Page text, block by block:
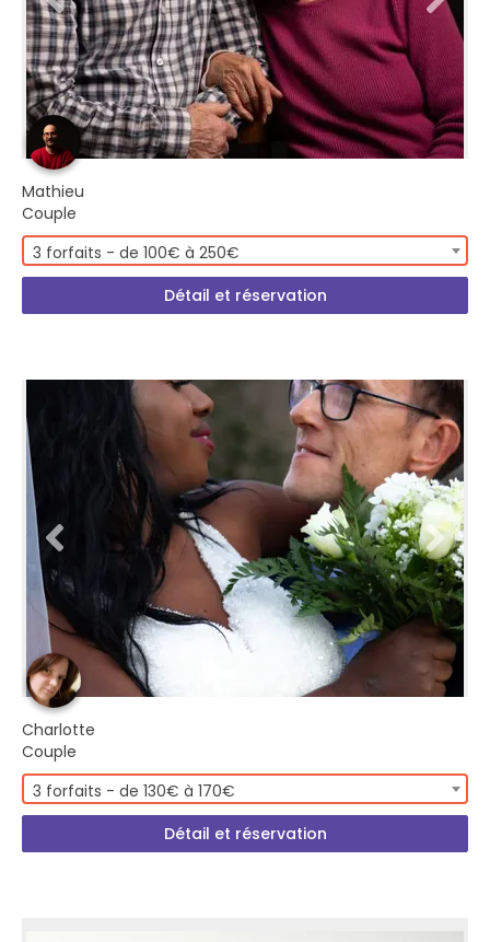
Mathieu
Couple
3 forfaits - de 100€ à 250€
Détail et réservation
Charlotte
Couple
3 forfaits - de 130€ à 170€
Détail et réservation